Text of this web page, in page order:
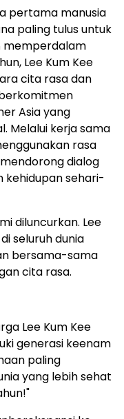
pertama manusia
paling tulus untuk
memperdalam
Lee Kum Kee
cita rasa dan
Asia yang
Melalui kerja sama
rasa
dialog
kehidupan sehari-
diluncurkan. Lee
seluruh dunia
bersama-sama
cita rasa.
Lee Kum Kee
generasi keenam
paling
yang lebih sehat